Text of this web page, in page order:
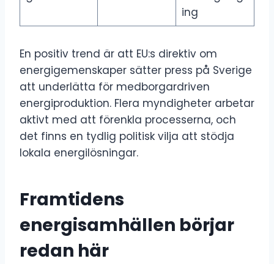
ing
En positiv trend är att EU:s direktiv om
energigemenskaper sätter press på Sverige
att underlätta för medborgardriven
energiproduktion. Flera myndigheter arbetar
aktivt med att förenkla processerna, och
det finns en tydlig politisk vilja att stödja
lokala energilösningar.
Framtidens
energisamhällen börjar
redan här